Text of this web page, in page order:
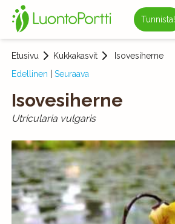
Tunnista!
Etusivu Kukkakasvit
Isovesiherne
Edellinen
Seuraava
Isovesiherne
Utricularia vulgaris